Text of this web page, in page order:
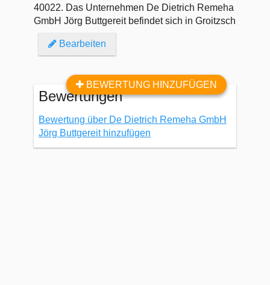
40022. Das Unternehmen De Dietrich Remeha
GmbH Jörg Buttgereit befindet sich in Groitzsch
Bearbeiten
BEWERTUNG HINZUFÜGEN
Bewertungen
Bewertung über De Dietrich Remeha GmbH
Jörg Buttgereit hinzufügen